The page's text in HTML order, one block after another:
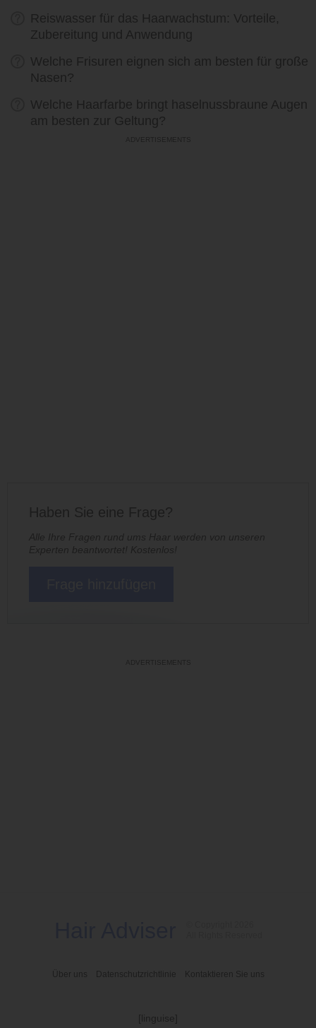
Reiswasser für das Haarwachstum: Vorteile,
Zubereitung und Anwendung
Welche Frisuren eignen sich am besten für große
Nasen?
Welche Haarfarbe bringt haselnussbraune Augen
am besten zur Geltung?
Haben Sie eine Frage?
Alle Ihre Fragen rund ums Haar werden von unseren
Experten beantwortet! Kostenlos!
Über uns Datenschutzrichtlinie Kontaktieren Sie uns
[linguise]